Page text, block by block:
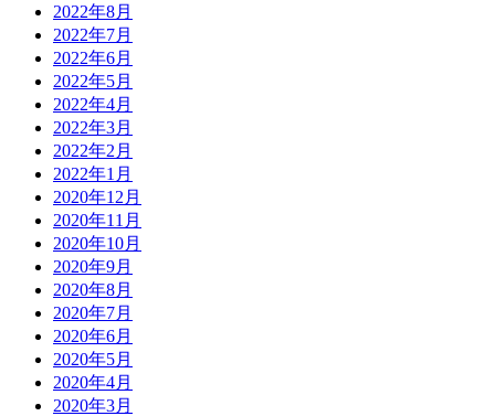
2022年8月
2022年7月
2022年6月
2022年5月
2022年4月
2022年3月
2022年2月
2022年1月
2020年12月
2020年11月
2020年10月
2020年9月
2020年8月
2020年7月
2020年6月
2020年5月
2020年4月
2020年3月